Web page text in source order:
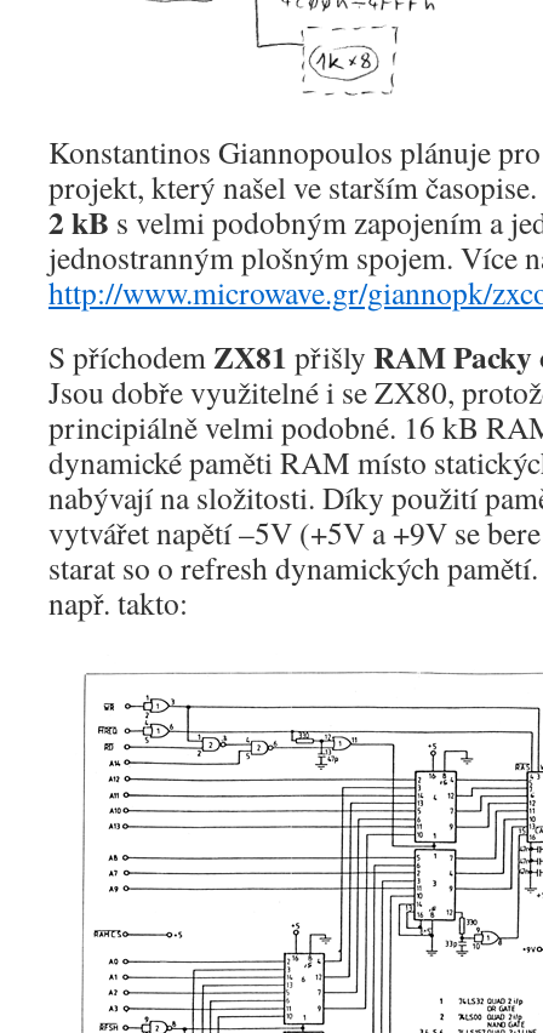
Konstantinos Giannopoulos plánuje
projekt, který našel ve starším
2 kB s velmi podobným zapojením a
jednostranným plošným spojem. Více
http://www.microwave.gr/giannopk/
S příchodemZX81 přišly RAM Packy
Jsou dobře využitelné i se ZX80,
principiálně velmi podobné. 16 kB
dynamické paměti RAM místo
nabývají na složitosti. Díky použití
vytvářet napětí –5V (+5V a +9V se
starat so o refresh dynamických
např. takto: